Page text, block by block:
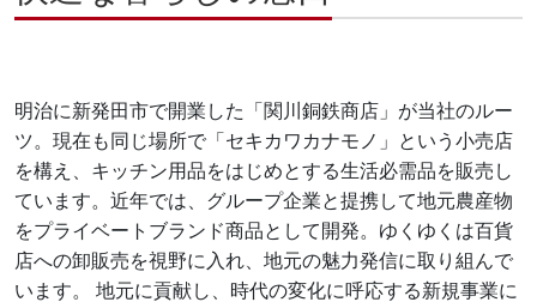
明治に新発田市で開業した「関川銅鉄商店」が当社のルー
ツ。現在も同じ場所で「セキカワカナモノ」という小売店
を構え、キッチン用品をはじめとする生活必需品を販売し
ています。近年では、グループ企業と提携して地元農産物
をプライベートブランド商品として開発。ゆくゆくは百貨
店への卸販売を視野に入れ、地元の魅力発信に取り組んで
います。 地元に貢献し、時代の変化に呼応する新規事業に